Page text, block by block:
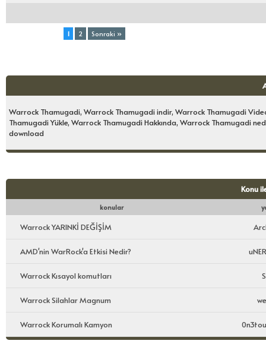
1 2 Sonraki »
Warrock Thamugadi, Warrock Thamugadi indir, Warrock Thamugadi
Thamugadi Yükle, Warrock Thamugadi Hakkında, Warrock Thamugadi
download
Konu
konular
Warrock YARINKİ DEĞİŞİM
AMD'nin WarRock'a Etkisi Nedir?
Warrock Kısayol komutları
Warrock Silahlar Magnum
Warrock Korumalı Kamyon